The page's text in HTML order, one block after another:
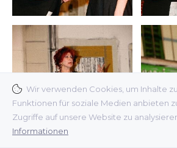
Wir verwenden Cookies, um Inhalte
Funktionen für soziale Medien anbieten
Zugriffe auf unsere Website zu
Informationen